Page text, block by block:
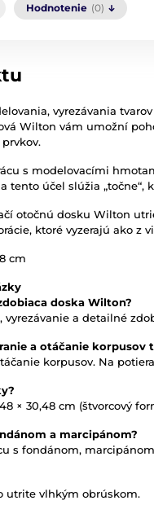
Hodnotenie (0)
vyrezávania
Wilton vám umožní
s modelovacími
tento účel slúžia
otočnú dosku Wilton
ktoré vyzerajú ako
cm
doska Wilton?
vyrezávanie a detailné
a otáčanie korpusov
korpusov. Na
× 30,48 cm (štvorcový
a marcipánom?
s fondánom,
utrite vlhkým obrúskom.